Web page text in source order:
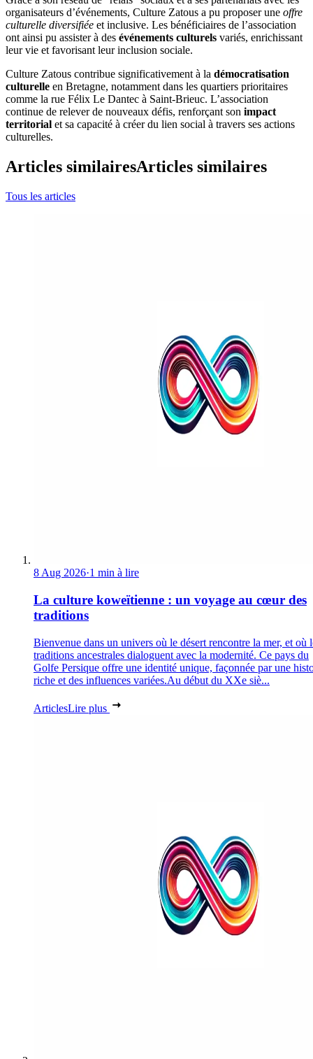
organisateurs d’événements, Culture Zatous a pu proposer une offre
culturelle diversifiée et inclusive. Les bénéficiaires de l’association
ont ainsi pu assister à des événements culturels variés, enrichissant
leur vie et favorisant leur inclusion sociale.
Culture Zatous contribue significativement à la démocratisation
culturelle en Bretagne, notamment dans les quartiers prioritaires
comme la rue Félix Le Dantec à Saint-Brieuc. L’association
continue de relever de nouveaux défis, renforçant son impact
territorial et sa capacité à créer du lien social à travers ses actions
culturelles.
Articles similairesArticles similaires
Tous les articles
8 Aug 2026·1 min à lire
La culture koweïtienne : un voyage au cœur des
traditions
Bienvenue dans un univers où le désert rencontre la mer, et où
traditions ancestrales dialoguent avec la modernité. Ce pays du
Golfe Persique offre une identité unique, façonnée par une
riche et des influences variées.Au début du XXe siè...
ArticlesLire plus